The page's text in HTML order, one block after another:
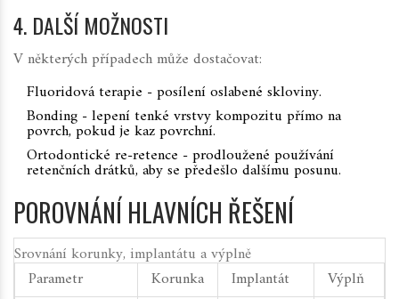
4. DALŠÍ MOŽNOSTI
V některých případech může dostačovat:
Fluoridová terapie - posílení oslabené skloviny.
Bonding - lepení tenké vrstvy kompozitu přímo na
povrch, pokud je kaz povrchní.
Ortodontické re-retence - prodloužené používání
retenčních drátků, aby se předešlo dalšímu posunu.
POROVNÁNÍ HLAVNÍCH ŘEŠENÍ
Srovnání korunky, implantátu a výplně
Parametr
Korunka Implantát
Výplň